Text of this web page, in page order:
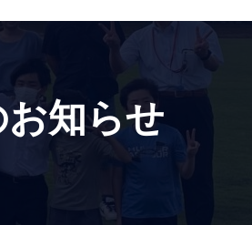
知らせ